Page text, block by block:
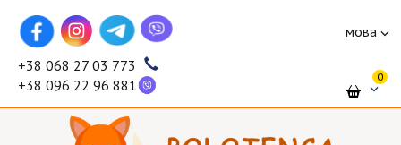
мова
+38 068 27 03 773
+38 096 22 96 881
0